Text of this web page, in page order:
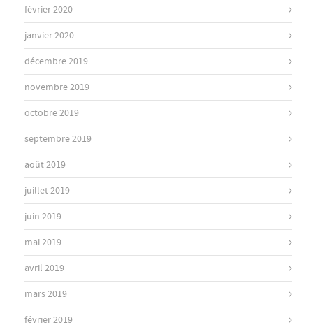
février 2020
janvier 2020
décembre 2019
novembre 2019
octobre 2019
septembre 2019
août 2019
juillet 2019
juin 2019
mai 2019
avril 2019
mars 2019
février 2019